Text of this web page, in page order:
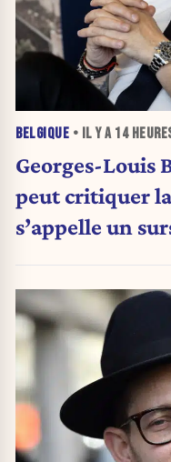
BELGIQUE • IL Y A 14
Georges-Louis
peut critiquer
s’appelle un